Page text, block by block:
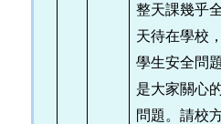
整天課幾乎
天待在學校，
學生安全問題
是大家關心
問題。請校